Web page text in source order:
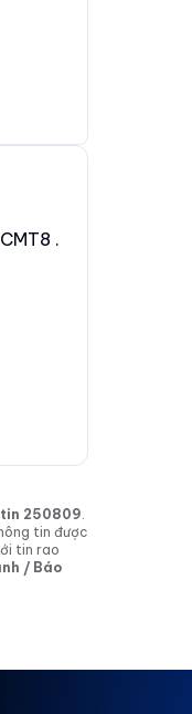
.
tin 250809.
tin được
tin rao
/ Báo